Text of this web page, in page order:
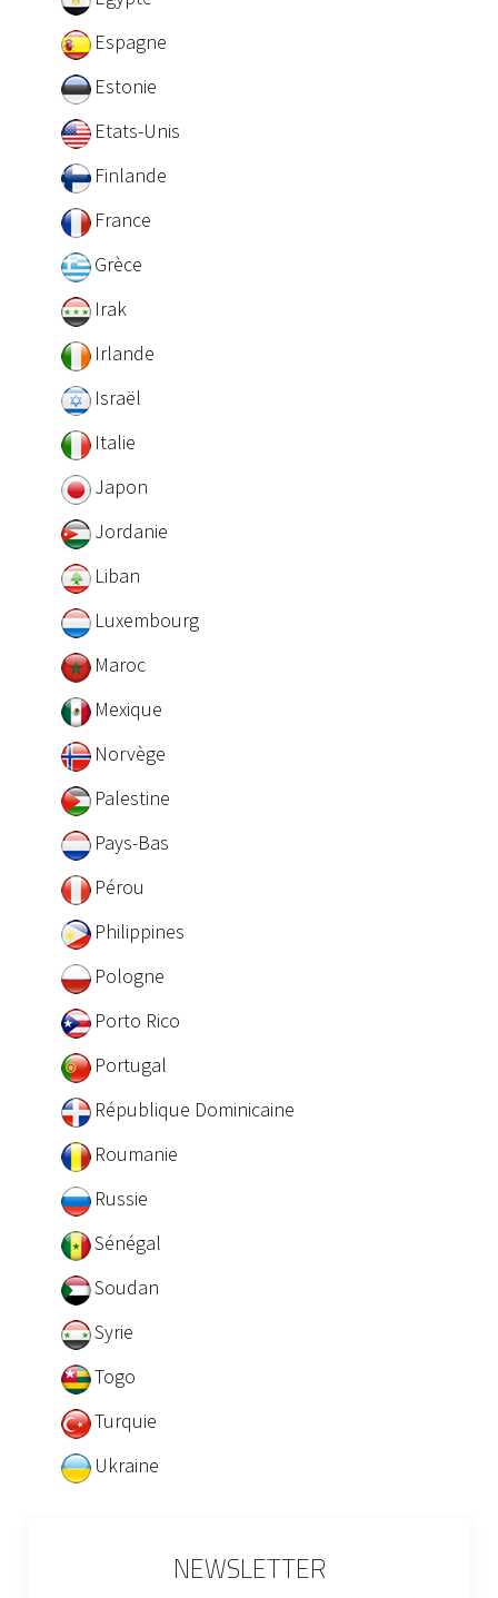
Espagne
Estonie
Etats-Unis
Finlande
France
Grèce
Irak
Irlande
Israël
Italie
Japon
Jordanie
Liban
Luxembourg
Maroc
Mexique
Norvège
Palestine
Pays-Bas
Pérou
Philippines
Pologne
Porto Rico
Portugal
République Dominicaine
Roumanie
Russie
Sénégal
Soudan
Syrie
Togo
Turquie
Ukraine
NEWSLETTER